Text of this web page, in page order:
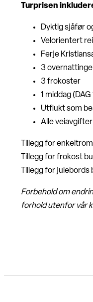
Turprisen
Dyktig sjåfør
Velorientert
Ferje
3
3 frokoster
1 middag (DAG
Utflukt som
Alle
Tillegg for
Tillegg for frokost
Tillegg for
Forbehold om
forhold utenfor vår